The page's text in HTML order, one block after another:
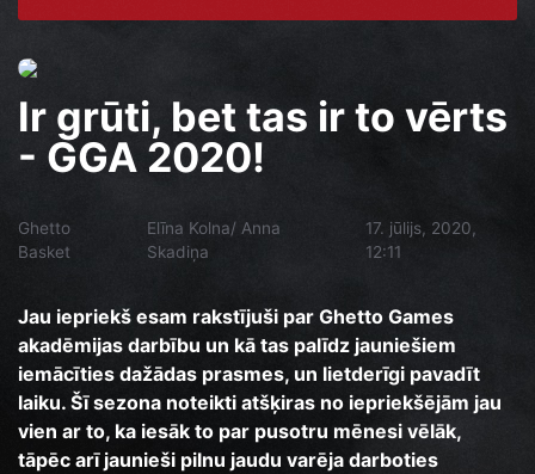
Ir grūti, bet tas ir to vērts
- GGA 2020!
Ghetto
Basket
Elīna Kolna/ Anna
Skadiņa
17. jūlijs, 2020,
12:11
Jau iepriekš esam rakstījuši par Ghetto Games
akadēmijas darbību un kā tas palīdz jauniešiem
iemācīties dažādas prasmes, un lietderīgi pavadīt
laiku. Šī sezona noteikti atšķiras no iepriekšējām jau
vien ar to, ka iesāk to par pusotru mēnesi vēlāk,
tāpēc arī jaunieši pilnu jaudu varēja darboties